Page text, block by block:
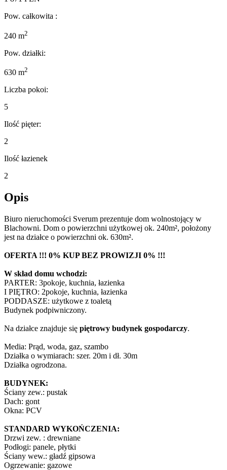
Pow. całkowita :
240 m2
Pow. działki:
630 m2
Liczba pokoi:
5
Ilość pięter:
2
Ilość łazienek
2
Opis
Biuro nieruchomości Sverum prezentuje dom wolnostojący w
Blachowni. Dom o powierzchni użytkowej ok. 240m², położony
jest na działce o powierzchni ok. 630m².
OFERTA !!! 0% KUP BEZ PROWIZJI 0% !!!
W skład domu wchodzi:
PARTER: 3pokoje, kuchnia, łazienka
I PIĘTRO: 2pokoje, kuchnia, łazienka
PODDASZE: użytkowe z toaletą
Budynek podpiwniczony.
Na działce znajduje się piętrowy budynek gospodarczy.
Media: Prąd, woda, gaz, szambo
Działka o wymiarach: szer. 20m i dł. 30m
Działka ogrodzona.
BUDYNEK:
Ściany zew.: pustak
Dach: gont
Okna: PCV
STANDARD WYKOŃCZENIA:
Drzwi zew. : drewniane
Podłogi: panele, płytki
Ściany wew.: gładź gipsowa
Ogrzewanie: gazowe